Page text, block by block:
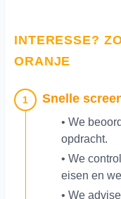
INTERESSE?
ORANJE
1 Snelle
• We
opdracht.
• We
eisen en
• We